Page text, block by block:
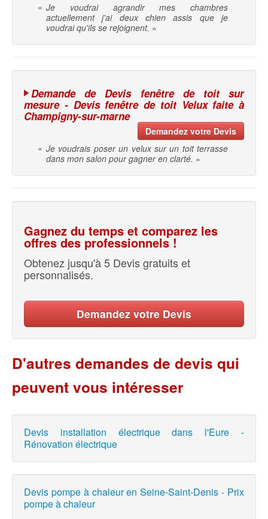
« Je voudrai agrandir mes chambres
actuellement j'ai deux chien assis que je
voudrai qu'ils se rejoignent. »
Demande de Devis fenêtre de toit sur
mesure - Devis fenêtre de toit Velux faite à
Champigny-sur-marne
Demandez votre Devis
« Je voudrais poser un velux sur un toit terrasse
dans mon salon pour gagner en clarté. »
Gagnez du temps et comparez les
offres des professionnels !
Obtenez jusqu'à 5 Devis gratuits et
personnalisés.
Demandez votre Devis
D'autres demandes de devis qui
peuvent vous intéresser
Devis installation électrique dans l'Eure -
Rénovation électrique
Devis pompe à chaleur en Seine-Saint-Denis - Prix
pompe à chaleur